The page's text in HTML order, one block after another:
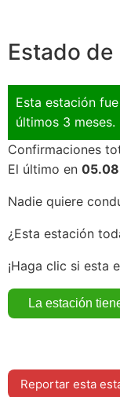
Estado
Esta estación
últimos 3 meses.
Confirmaciones
El último en
Nadie quiere
¿Esta estación
¡Haga clic si esta
Reportar esta